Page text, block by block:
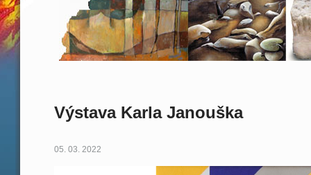
Výstava Karla Janouška
05. 03. 2022